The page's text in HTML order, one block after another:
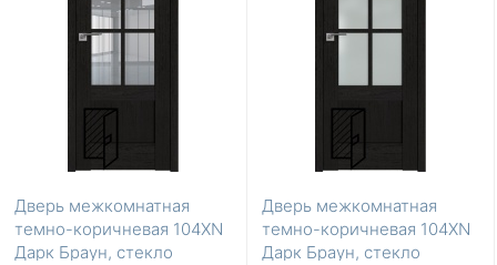
Дверь межкомнатная
темно-коричневая 104XN
Дарк Браун, стекло
Дверь межкомнатная
темно-коричневая 104XN
Дарк Браун, стекло